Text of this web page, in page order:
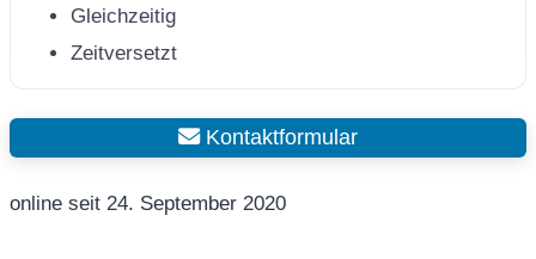
Gleichzeitig
Zeitversetzt
Kontaktformular
online seit 24. September 2020